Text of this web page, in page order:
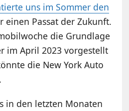
uns im Sommer den
einen Passat der Zukunft.
die Grundlage
im April 2023 vorgestellt
die New York Auto
in den letzten Monaten